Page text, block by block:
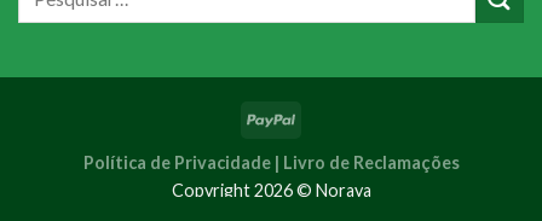
Política de Privacidade | Livro de Reclamações
Copyright 2026 © Noraya